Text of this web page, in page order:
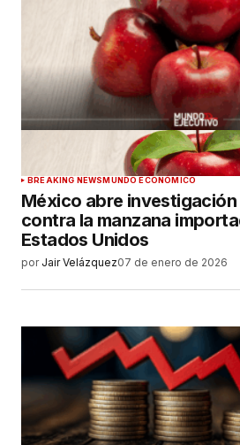
BREAKING NEWSMUNDO ECONÓMICO
México abre
contra la manzana
Estados Unidos
por Jair Velázquez07 de enero de 2026